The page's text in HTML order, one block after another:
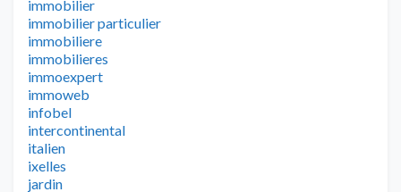
immobilier
immobilier particulier
immobiliere
immobilieres
immoexpert
immoweb
infobel
intercontinental
italien
ixelles
jardin